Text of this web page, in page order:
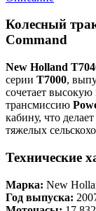
Колесный
Command
New Holland
серии T7000,
сочетает
трансмиссию
кабину, что
тяжелых
Технические
Марка: New
Год выпуска: